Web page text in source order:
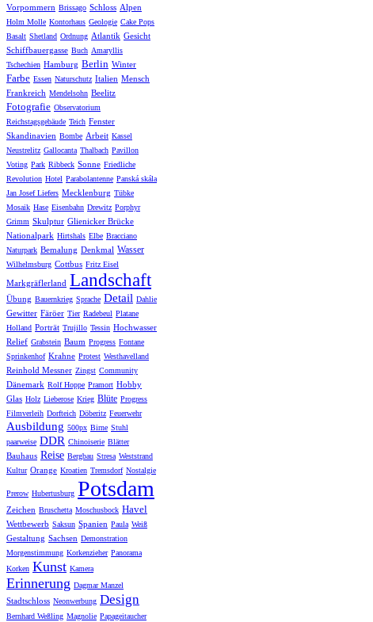
Vorpommern Brissago Schloss Alpen
Holm Molle Kontorhaus Geologie Cake Pops
Basalt Shetland Ordnung Atlantik Gesicht
Schiffbauergasse Buch Amaryllis
Tschechien Hamburg Berlin Winter
Farbe Essen Naturschutz Italien Mensch
Frankreich Mendelsohn Beelitz
Fotografie Observatorium
Reichstagsgebäude Teich Fenster
Skandinavien Bombe Arbeit Kassel
Neustrelitz Gallocanta Thalbach Pavillon
Voting Park Ribbeck Sonne Friedliche
Revolution Hotel Parabolantenne Panská skála
Jan Josef Liefers Mecklenburg Tübke
Mosaik Hase Eisenbahn Drewitz Porphyr
Grimm Skulptur Glienicker Brücke
Nationalpark Hirtshals Elbe Bracciano
Naturpark Bemalung Denkmal Wasser
Wilhelmsburg Cottbus Fritz Eisel
Markgräflerland Landschaft
Übung Bauernkrieg Sprache Detail Dahlie
Gewitter Färöer Tier Radebeul Platane
Holland Porträt Trujillo Tessin Hochwasser
Relief Grabstein Baum Progress Fontane
Sprinkenhof Krahne Protest Westhavelland
Reinhold Messner Zingst Community
Dänemark Rolf Hoppe Pramort Hobby
Glas Holz Lieberose Krieg Blüte Progress
Filmverleih Dorfteich Döberitz Feuerwehr
Ausbildung 500px Birne Stuhl
paarweise DDR Chinoiserie Blätter
Bauhaus Reise Bergbau Stresa Weststrand
Kultur Orange Kroatien Tremsdorf Nostalgie
Prerow Hubertusburg Potsdam
Zeichen Bruschetta Moschusbock Havel
Wettbewerb Saksun Spanien Paula Weiß
Gestaltung Sachsen Demonstration
Morgenstimmung Korkenzieher Panorama
Korken Kunst Kamera
Erinnerung Dagmar Manzel
Stadtschloss Neonwerbung Design
Bernhard Weßling Magnolie Papageitaucher